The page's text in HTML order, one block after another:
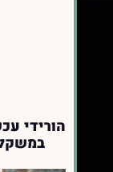
הורידי